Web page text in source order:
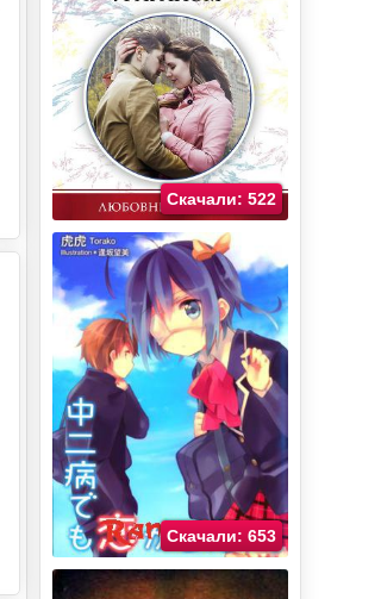
Скачали: 522
Скачали: 653